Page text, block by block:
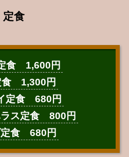
定食
食 1,600円
食 1,300円
定食 680円
ラス定食 800円
定食 680円